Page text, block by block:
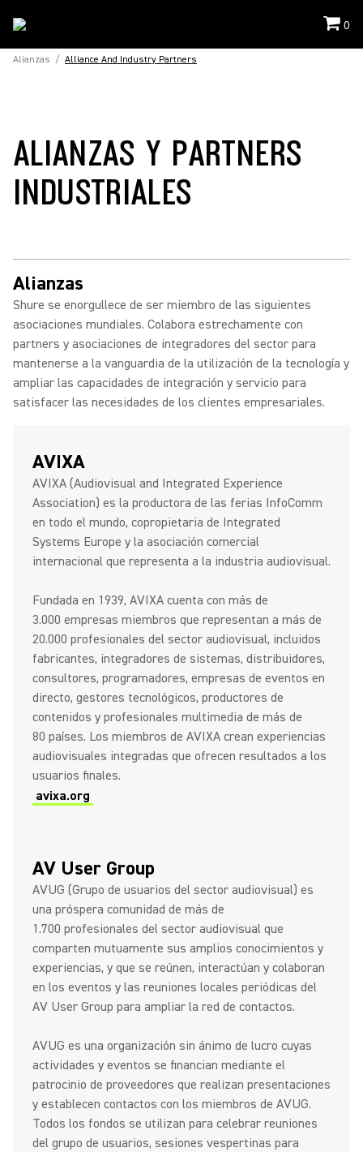
0
Alianzas / Alliance And Industry Partners
ALIANZAS Y PARTNERS
INDUSTRIALES
Alianzas
Shure se enorgullece de ser miembro de las siguientes
asociaciones mundiales. Colabora estrechamente con
partners y asociaciones de integradores del sector para
mantenerse a la vanguardia de la utilización de la tecnología y
ampliar las capacidades de integración y servicio para
satisfacer las necesidades de los clientes empresariales.
AVIXA
AVIXA (Audiovisual and Integrated Experience
Association) es la productora de las ferias InfoComm
en todo el mundo, copropietaria de Integrated
Systems Europe y la asociación comercial
internacional que representa a la industria audiovisual.
Fundada en 1939, AVIXA cuenta con más de
3.000 empresas miembros que representan a más de
20.000 profesionales del sector audiovisual, incluidos
fabricantes, integradores de sistemas, distribuidores,
consultores, programadores, empresas de eventos en
directo, gestores tecnológicos, productores de
contenidos y profesionales multimedia de más de
80 países. Los miembros de AVIXA crean experiencias
audiovisuales integradas que ofrecen resultados a los
usuarios finales.
avixa.org
AV User Group
AVUG (Grupo de usuarios del sector audiovisual) es
una próspera comunidad de más de
1.700 profesionales del sector audiovisual que
comparten mutuamente sus amplios conocimientos y
experiencias, y que se reúnen, interactúan y colaboran
en los eventos y las reuniones locales periódicas del
AV User Group para ampliar la red de contactos.
AVUG es una organización sin ánimo de lucro cuyas
actividades y eventos se financian mediante el
patrocinio de proveedores que realizan presentaciones
y establecen contactos con los miembros de AVUG.
Todos los fondos se utilizan para celebrar reuniones
del grupo de usuarios, sesiones vespertinas para